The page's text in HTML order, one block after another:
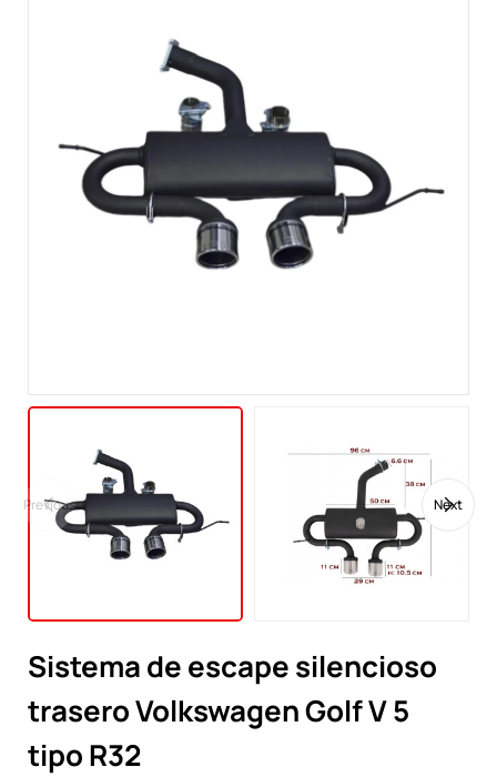
Previous Next
Sistema de escape silencioso
trasero Volkswagen Golf V 5
tipo R32